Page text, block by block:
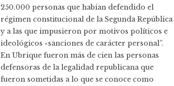
250.000 personas que habían defendido el
régimen constitucional de la Segunda República
y a las que impusieron por motivos políticos e
ideológicos «sanciones de carácter personal”.
En Ubrique fueron más de cien las personas
defensoras de la legalidad republicana que
fueron sometidas a lo que se conoce como